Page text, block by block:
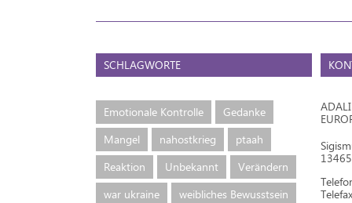
SCHLAGWORTE
Emotionale Kontrolle
Gedanke
Mangel
nahostkrieg
ptaah
Reaktion
Unbekannt
Verändern
war ukraine
weibliches Bewusstsein